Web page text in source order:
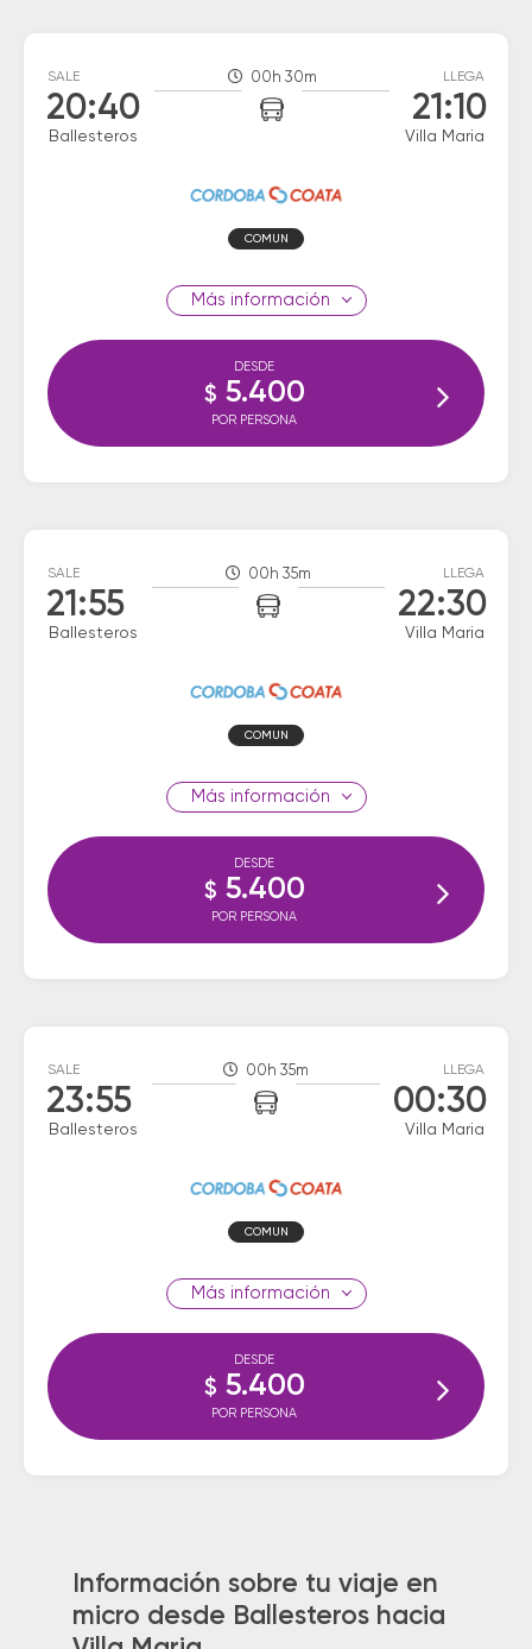
SALE
20:40
Ballesteros
00h 30m LLEGA
21:10
Villa Maria
COMUN
información
DESDE
$ 5.400
POR PERSONA
SALE
21:55
Ballesteros
00h 35m LLEGA
22:30
Villa Maria
COMUN
información
DESDE
$ 5.400
POR PERSONA
SALE
23:55
Ballesteros
00h 35m LLEGA
00:30
Villa Maria
COMUN
información
DESDE
$ 5.400
POR PERSONA
Información sobre tu viaje en
micro desde Ballesteros hacia